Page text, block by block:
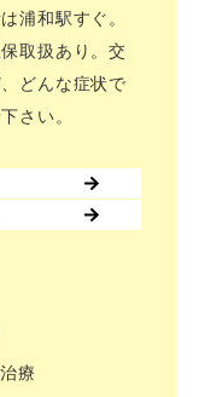
浦和駅すぐ。
取扱あり。交
どんな症状で
さい。
療